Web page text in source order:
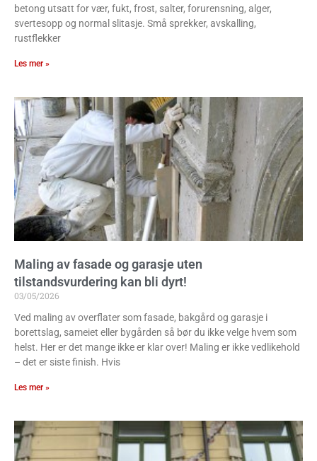
betong utsatt for vær, fukt, frost, salter, forurensning, alger,
svertesopp og normal slitasje. Små sprekker, avskalling,
rustflekker
Les mer »
Maling av fasade og garasje uten
tilstandsvurdering kan bli dyrt!
03/05/2026
Ved maling av overflater som fasade, bakgård og garasje i
borettslag, sameiet eller bygården så bør du ikke velge hvem som
helst. Her er det mange ikke er klar over! Maling er ikke vedlikehold
– det er siste finish. Hvis
Les mer »